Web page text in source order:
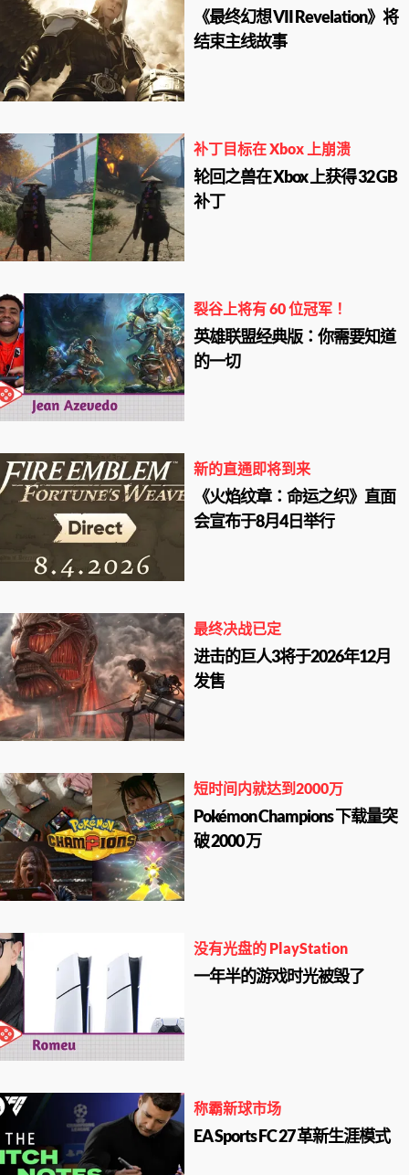
《最终幻想 VII Revelation》将
结束主线故事
补丁目标在 Xbox 上崩溃
轮回之兽在 Xbox 上获得 32 GB
补丁
裂谷上将有 60 位冠军！
英雄联盟经典版：你需要知道
的一切
新的直通即将到来
《火焰纹章：命运之织》直面
会宣布于8月4日举行
最终决战已定
进击的巨人3将于2026年12月
发售
短时间内就达到2000万
Pokémon Champions 下载量突
破 2000 万
没有光盘的 PlayStation
一年半的游戏时光被毁了
称霸新球市场
EA Sports FC 27 革新生涯模式